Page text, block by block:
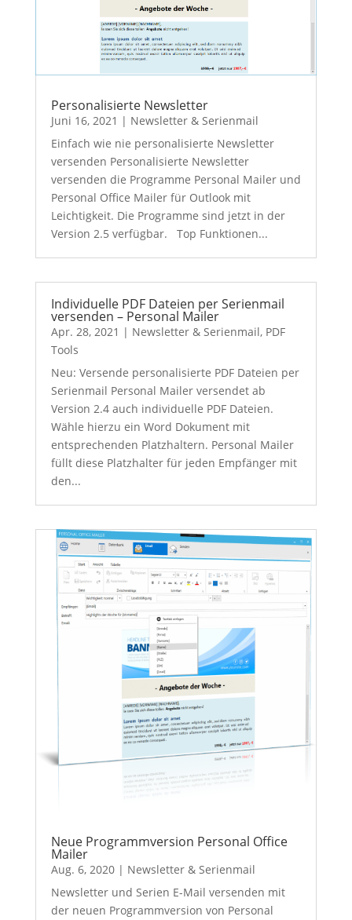
Personalisierte Newsletter
Juni 16, 2021 | Newsletter & Serienmail
Einfach wie nie personalisierte Newsletter
versenden Personalisierte Newsletter
versenden die Programme Personal Mailer und
Personal Office Mailer für Outlook mit
Leichtigkeit. Die Programme sind jetzt in der
Version 2.5 verfügbar. Top Funktionen...
Individuelle PDF Dateien per Serienmail
versenden – Personal Mailer
Apr. 28, 2021 | Newsletter & Serienmail, PDF
Tools
Neu: Versende personalisierte PDF Dateien per
Serienmail Personal Mailer versendet ab
Version 2.4 auch individuelle PDF Dateien.
Wähle hierzu ein Word Dokument mit
entsprechenden Platzhaltern. Personal Mailer
füllt diese Platzhalter für jeden Empfänger mit
den...
Neue Programmversion Personal Office
Mailer
Aug. 6, 2020| Newsletter & Serienmail
Newsletter und Serien E-Mail versenden mit
der neuen Programmversion von Personal